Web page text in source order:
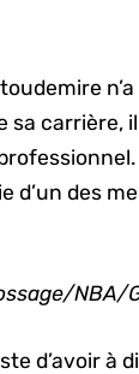
sa carrière,
d’un des
NBA/
d’avoir à